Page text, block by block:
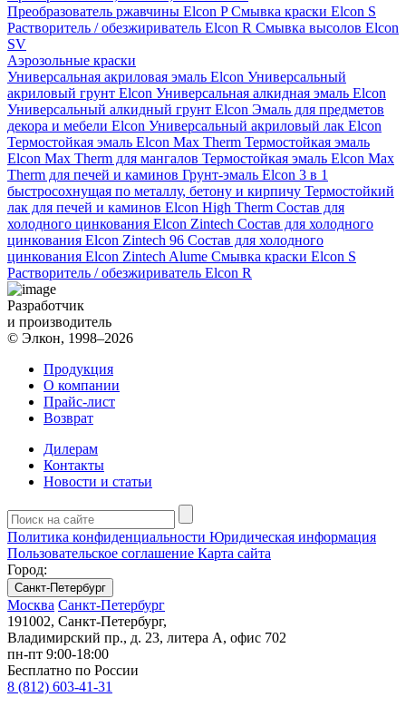
Преобразователь ржавчины Elcon PСмывка краски Elcon S
Растворитель / обезжириватель Elcon R Смывка высолов Elcon
SV
Аэрозольные краски
Универсальная акриловая эмаль Elcon Универсальный
акриловый грунт Elcon Универсальная алкидная эмаль Elcon
Универсальный алкидный грунт Elcon Эмаль для предметов
декора и мебели Elcon Универсальный акриловый лак Elcon
Термостойкая эмаль Elcon Max Therm Термостойкая эмаль
Elcon Max Therm для мангалов Термостойкая эмаль Elcon Max
Therm для печей и каминов Грунт-эмаль Elcon 3 в 1
быстросохнущая по металлу, бетону и кирпичу Термостойкий
лак для печей и каминов Elcon High Therm Состав для
холодного цинкования Elcon Zintech Состав для холодного
цинкования Elcon Zintech 96 Состав для холодного
цинкования Elcon Zintech Alume Смывка краски Elcon S
Растворитель / обезжириватель Elcon R
Разработчик
и производитель
© Элкон, 1998–2026
Продукция
О компании
Прайс-лист
Возврат
Дилерам
Контакты
Новости и статьи
Политика конфиденциальности Юридическая информация
Пользовательское соглашение Карта сайта
Город:
Санкт-Петербург
Москва Санкт-Петербург
191002, Санкт-Петербург,
Владимирский пр., д. 23, литера А, офис 702
пн-пт 9:00-18:00
Бесплатно по России
8 (812) 603-41-31